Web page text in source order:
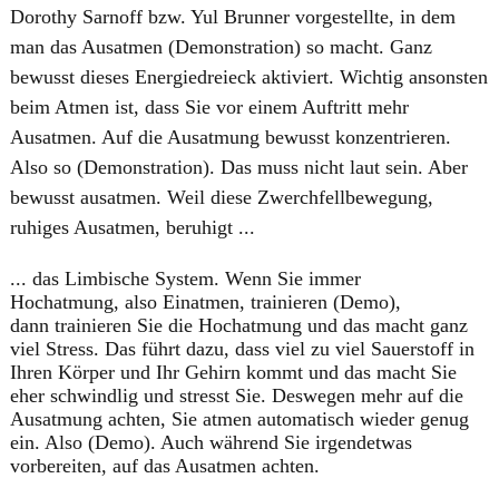
Dorothy Sarnoff bzw. Yul Brunner vorgestellte, in dem
man das Ausatmen (Demonstration) so macht. Ganz
bewusst dieses Energiedreieck aktiviert. Wichtig ansonsten
beim Atmen ist, dass Sie vor einem Auftritt mehr
Ausatmen. Auf die Ausatmung bewusst konzentrieren.
Also so (Demonstration). Das muss nicht laut sein. Aber
bewusst ausatmen. Weil diese Zwerchfellbewegung,
ruhiges Ausatmen, beruhigt ...
​... das Limbische System. Wenn Sie immer
Hochatmung, also Einatmen, trainieren (Demo),
dann trainieren Sie die Hochatmung und das macht ganz
viel Stress. Das führt dazu, dass viel zu viel Sauerstoff in
Ihren Körper und Ihr Gehirn kommt und das macht Sie
eher schwindlig und stresst Sie. Deswegen mehr auf die
Ausatmung achten, Sie atmen automatisch wieder genug
ein. Also (Demo). Auch während Sie irgendetwas
vorbereiten, auf das Ausatmen achten.